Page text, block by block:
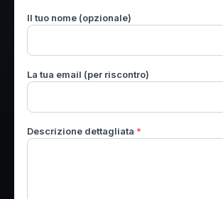
Il tuo nome (opzionale)
La tua email (per riscontro)
Descrizione dettagliata *